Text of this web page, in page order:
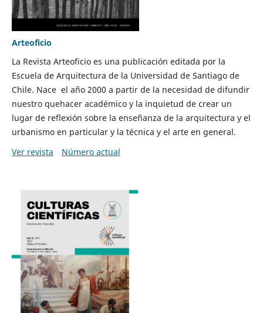
Arteoficio
La Revista Arteoficio es una publicación editada por la
Escuela de Arquitectura de la Universidad de Santiago de
Chile. Nace el año 2000 a partir de la necesidad de difundir
nuestro quehacer académico y la inquietud de crear un
lugar de reflexión sobre la enseñanza de la arquitectura y el
urbanismo en particular y la técnica y el arte en general.
Ver revista
Número actual